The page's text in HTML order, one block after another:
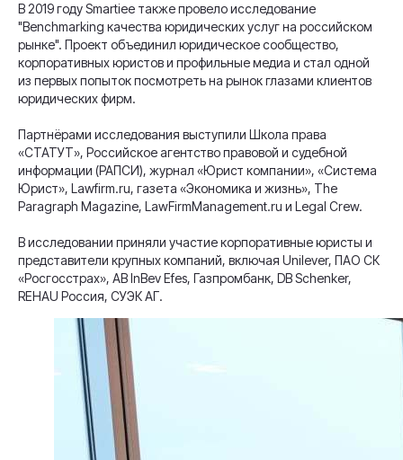
В 2019 году Smartiee также провело исследование
"Benchmarking качества юридических услуг на российском
рынке". Проект объединил юридическое сообщество,
корпоративных юристов и профильные медиа и стал одной
из первых попыток посмотреть на рынок глазами клиентов
юридических фирм.
Партнёрами исследования выступили Школа права
«СТАТУТ», Российское агентство правовой и судебной
информации (РАПСИ), журнал «Юрист компании», «Система
Юрист», Lawfirm.ru, газета «Экономика и жизнь», The
Paragraph Magazine, LawFirmManagement.ru и Legal Crew.
В исследовании приняли участие корпоративные юристы и
представители крупных компаний, включая Unilever, ПАО СК
«Росгосстрах», AB InBev Efes, Газпромбанк, DB Schenker,
REHAU Россия, СУЭК АГ.